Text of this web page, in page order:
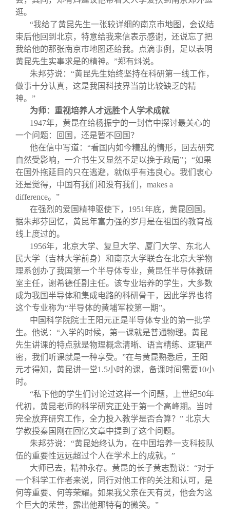
逛。
“我给了黄昆先生一张较详细的南京市地图，会议结
束后他回到北京，特意给我来信表示感谢，还说忘了把
我给他的那张南京市地图还给我。点滴事例，足以表明
黄昆先生实事求是的精神。”郑有炓说。
朱邦芬说：“黄昆先生始终坚持在科研第一线工作，
做事十分认真，这是我国科技界当前比较缺乏的精
神。”
为师：重视培养人才远胜个人学术成就
1947年，黄昆在给杨振宁的一封信中探讨最关心的
一个问题：回国，还是暂不回国？
他在信中写道：“看国内如今糟乱的情形，回去研究
自然受影响，一介书生又显然不足以挽于政局”；“如果
在国外拖延目的只在逃避，就似乎有违良心。我们衷心
还是觉得，中国有我们和没有我们，makes a
difference。”
在强烈的爱国精神驱使下，1951年底，黄昆回国。
据朱邦芬回忆，黄昆年富力强的岁月是在祖国的教育战
线上度过的。
1956年，北京大学、复旦大学、厦门大学、东北人
民大学（吉林大学前身）和南京大学联合在北京大学物
理系创办了我国第一个半导体专业，黄昆任半导体教研
室主任，谢希德任副主任。该专业培养的学生，大多数
成为我国半导体和集成电路的科研骨干，因此学界也将
这个专业称为“半导体的黄埔军校第一期”。
中国科学院院士王阳元正是半导体专业的第一批学
生。他说：“入学的时候，第一课就是普通物理。黄昆
先生讲课的特点就是物理概念清晰、语言精练、逻辑严
密，我们听课就是一种享受。”在与黄昆熟悉后，王阳
元才得知，黄昆讲一堂1.5小时的课，备课时间需要10小
时。
“私下他的学生们讨论过这样一个问题，上世纪50年
代初，黄昆老师的科学研究正处于第一个高峰期。当时
完全放弃研究工作，全力投入教学是否合算？” 北京大
学教授秦国刚在回忆文章中提到了这个问题。
朱邦芬说：“黄昆始终认为，在中国培养一支科技队
伍的重要性远远超过个人在学术上的成就。”
大师已去，精神永存。黄昆的长子黄志勤说：“对于
一个科学工作者来说，同行对他工作的关注和认可，是
何等重要、何等荣耀。如果我父亲在天有灵，他会为这
个巨大的荣誉，露出他那特有的微笑。”